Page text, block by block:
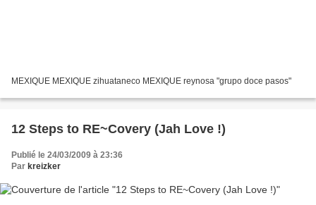
MEXIQUE MEXIQUE zihuataneco MEXIQUE reynosa "grupo doce pasos"
12 Steps to RE~Covery (Jah Love !)
Publié le 24/03/2009 à 23:36
Par kreizker